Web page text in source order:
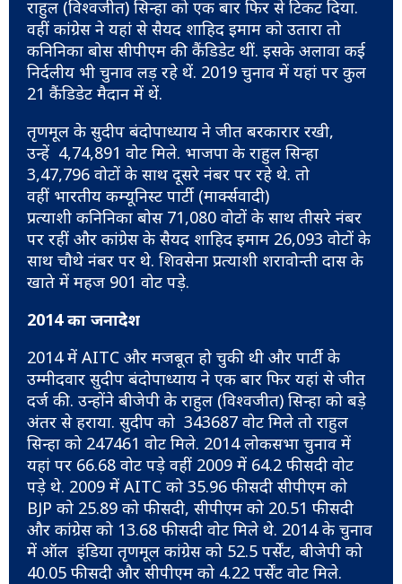
राहुल (विश्वजीत) सिन्हा को एक बार फिर से टिकट दिया.
वहीं कांग्रेस ने यहां से सैयद शाहिद इमाम को उतारा तो
कनिनिका बोस सीपीएम की कैंडिडेट थीं. इसके अलावा कई
निर्दलीय भी चुनाव लड़ रहे थें. 2019 चुनाव में यहां पर कुल
21 कैंडिडेट मैदान में थें.
तृणमूल के सुदीप बंदोपाध्याय ने जीत बरकारार रखी,
उन्हें 4,74,891 वोट मिले. भाजपा के राहुल सिन्हा
3,47,796 वोटों के साथ दूसरे नंबर पर रहे थे. तो
वहीं भारतीय कम्यूनिस्ट पार्टी (मार्क्सवादी)
प्रत्याशी कनिनिका बोस 71,080 वोटों के साथ तीसरे नंबर
पर रहीं और कांग्रेस के सैयद शाहिद इमाम 26,093 वोटों के
साथ चौथे नंबर पर थे. शिवसेना प्रत्याशी शरावोन्ती दास के
खाते में महज 901 वोट पड़े.
2014 का जनादेश
2014 में AITC और मजबूत हो चुकी थी और पार्टी के
उम्मीदवार सुदीप बंदोपाध्याय ने एक बार फिर यहां से जीत
दर्ज की. उन्होंने बीजेपी के राहुल (विश्वजीत) सिन्हा को बड़े
अंतर से हराया. सुदीप को 343687 वोट मिले तो राहुल
सिन्हा को 247461 वोट मिले. 2014 लोकसभा चुनाव में
यहां पर 66.68 वोट पड़े वहीं 2009 में 64.2 फीसदी वोट
पड़े थे. 2009 में AITC को 35.96 फीसदी सीपीएम को
BJP को 25.89 को फीसदी, सीपीएम को 20.51 फीसदी
और कांग्रेस को 13.68 फीसदी वोट मिले थे. 2014 के चुनाव
में ऑल इंडिया तृणमूल कांग्रेस को 52.5 पर्सेंट, बीजेपी को
40.05 फीसदी और सीपीएम को 4.22 पर्सेंट वोट मिले.